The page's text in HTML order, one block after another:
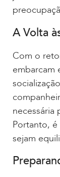
A Volta
Com o
embarcam
necessária
Portanto,
sejam